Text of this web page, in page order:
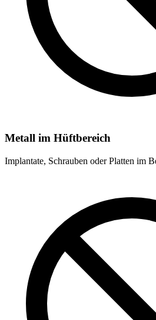
Metall im Hüftbereich
Implantate, Schrauben oder Platten im